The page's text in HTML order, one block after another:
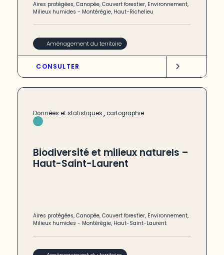
Aires protégées,Canopée,Couvert forestier, Environnement,
Milieux humides - Montérégie, Haut-Richelieu
Aménagement du territoire
CONSULTER
Données et statistiques, cartographie
Biodiversité et milieux naturels –
Haut-Saint-Laurent
Aires protégées,Canopée,Couvert forestier, Environnement,
Milieux humides - Montérégie, Haut-Saint-Laurent